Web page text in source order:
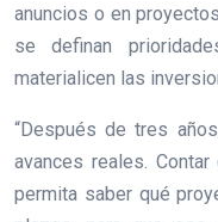
anuncios o en
se definan
materialicen las
“Después de tres
avances reales.
permita saber qué